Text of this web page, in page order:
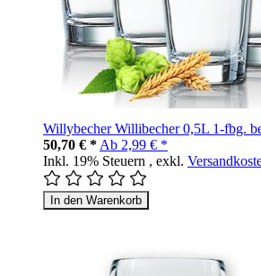
Willybecher Willibecher 0,5L 1-fbg.
50,70 € * Ab 2,99 € *
Inkl. 19% Steuern , exkl.
In den Warenkorb